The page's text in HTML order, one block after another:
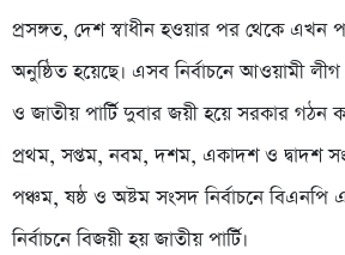
প্রসঙ্গত, দেশ স্বাধীন হওয়ার পর থেকে এখন
অনুষ্ঠিত হয়েছে। এসব নির্বাচনে আওয়ামী
ও জাতীয় পার্টি দুবার জয়ী হয়ে সরকার গঠন
প্রথম, সপ্তম, নবম, দশম, একাদশ ও দ্বাদশ
পঞ্চম, ষষ্ঠ ও অষ্টম সংসদ নির্বাচনে
নির্বাচনে বিজয়ী হয় জাতীয় পার্টি।